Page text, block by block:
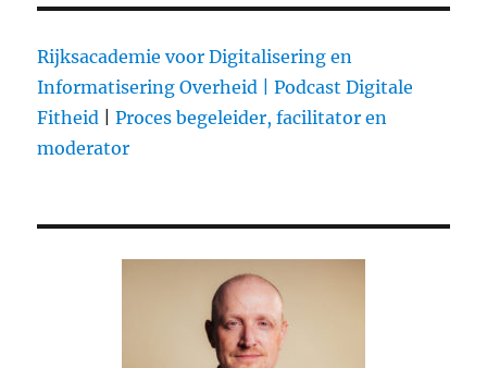
Rijksacademie voor Digitalisering en
Informatisering Overheid |
Podcast Digitale
Fitheid |Proces begeleider, facilitator en
moderator